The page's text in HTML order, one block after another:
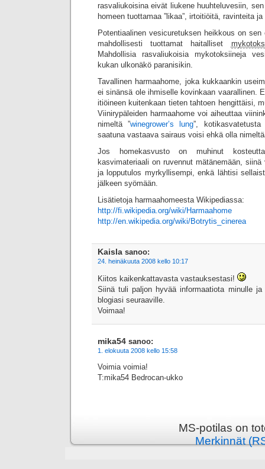
rasvaliukoisina eivät liukene huuhteluvesiin,
homeen tuottamaa ”likaa”, irtoitiöitä, ravinteita
Potentiaalinen vesicuretuksen heikkous on
mahdollisesti tuottamat haitalliset
Mahdollisia rasvaliukoisia mykotoksiineja
kukan ulkonäkö paranisikin.
Tavallinen harmaahome, joka kukkaankin
ei sinänsä ole ihmiselle kovinkaan vaarallinen.
itiöineen kuitenkaan tieten tahtoen hengittäisi,
Viinirypäleiden harmaahome voi aiheuttaa
nimeltä ”winegrower’s lung”, kotikasvatetusta
saatuna vastaava sairaus voisi ehkä olla
Jos homekasvusto on muhinut
kasvimateriaali on ruvennut mätänemään,
ja lopputulos myrkyllisempi, enkä lähtisi
jälkeen syömään.
Lisätietoja harmaahomeesta Wikipediassa:
http://fi.wikipedia.org/wiki/Harmaahome
http://en.wikipedia.org/wiki/Botrytis_cinerea
Kaisla sanoo:
24. heinäkuuta 2008 kello 10:17
Kiitos kaikenkattavasta vastauksestasi!
Siinä tuli paljon hyvää informaatiota minulle
blogiasi seuraaville.
Voimaa!
mika54 sanoo:
1. elokuuta 2008 kello 15:58
Voimia voimia!
T:mika54 Bedrocan-ukko
MS-potilas on
Merkinnät